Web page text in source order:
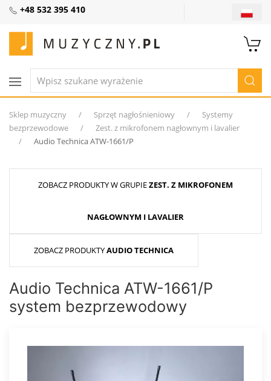
+48 532 395 410
Sklep muzyczny Sprzęt nagłośnieniowy
Systemy
bezprzewodowe
Zest. z mikrofonem nagłownym i lavalier
Audio Technica ATW-1661/P
ZOBACZ PRODUKTY W GRUPIEZEST. Z MIKROFONEM
NAGŁOWNYM I LAVALIER
ZOBACZ PRODUKTYAUDIO TECHNICA
Audio Technica ATW-1661/P
system bezprzewodowy